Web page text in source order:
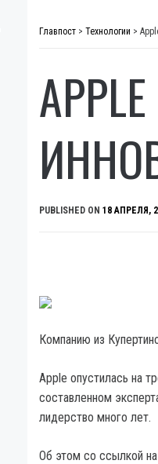
Главпост > Технологии >
PUBLISHED ON 18 АПРЕЛЯ,
Компанию из
Apple опустилась на
составленном
лидерство много лет.
Об этом со ссылкой